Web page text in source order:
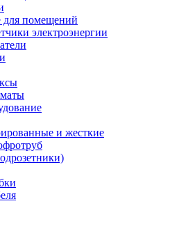
для помещений
электроэнергии
и жесткие